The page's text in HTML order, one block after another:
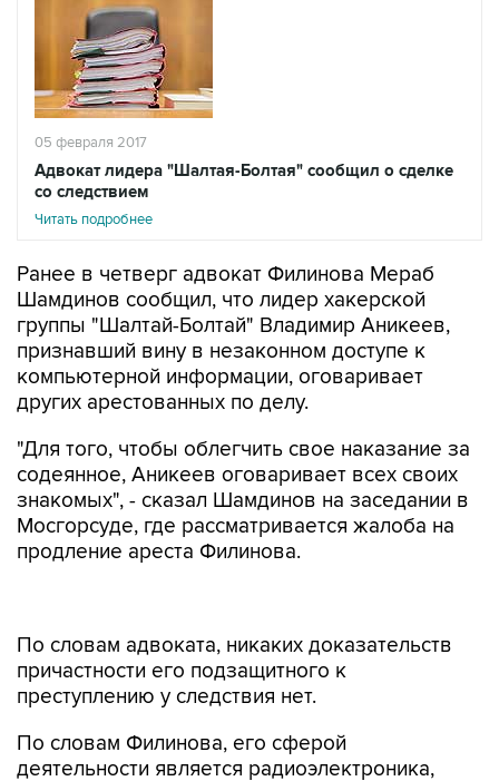
05 февраля 2017
Адвокат лидера "Шалтая-Болтая" сообщил о сделке
со следствием
Читать подробнее
Ранее в четверг адвокат Филинова Мераб
Шамдинов сообщил, что лидер хакерской
группы "Шалтай-Болтай" Владимир Аникеев,
признавший вину в незаконном доступе к
компьютерной информации, оговаривает
других арестованных по делу.
"Для того, чтобы облегчить свое наказание за
содеянное, Аникеев оговаривает всех своих
знакомых", - сказал Шамдинов на заседании в
Мосгорсуде, где рассматривается жалоба на
продление ареста Филинова.
преступлению у следствия нет.
По словам Филинова, его сферой
поэтому он никак не мог быть хакером.